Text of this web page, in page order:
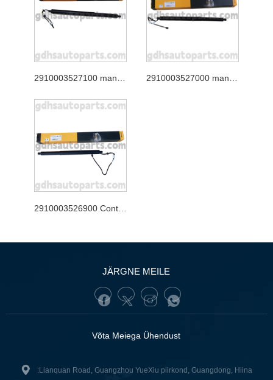
2910003526900 Continental tagaluugi tugine uue Range Rover Evoque OE nr jaoks. LR172984
JÄRGNE MEILE
Võta Meiega Ühendust
:Lianquan Road, Guangzhou YueXiu piirkond, Guangdong, Hiina